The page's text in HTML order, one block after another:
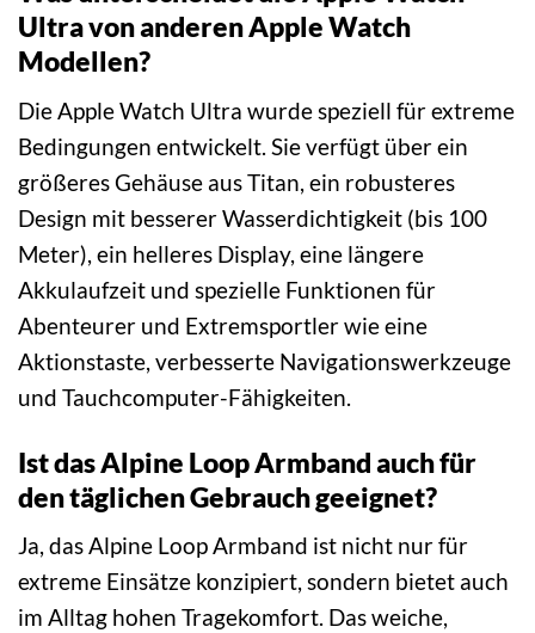
Ultra von anderen Apple Watch
Modellen?
Die Apple Watch Ultra wurde speziell für extreme
Bedingungen entwickelt. Sie verfügt über ein
größeres Gehäuse aus Titan, ein robusteres
Design mit besserer Wasserdichtigkeit (bis 100
Meter), ein helleres Display, eine längere
Akkulaufzeit und spezielle Funktionen für
Abenteurer und Extremsportler wie eine
Aktionstaste, verbesserte Navigationswerkzeuge
und Tauchcomputer-Fähigkeiten.
Ist das Alpine Loop Armband auch für
den täglichen Gebrauch geeignet?
Ja, das Alpine Loop Armband ist nicht nur für
extreme Einsätze konzipiert, sondern bietet auch
im Alltag hohen Tragekomfort. Das weiche,